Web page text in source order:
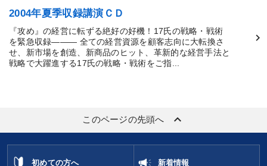
2004年夏季収録講演ＣＤ
『攻め』の経営に転ずる絶好の好機！17氏の戦略・戦術
を緊急収録――― 全ての経営資源を顧客志向に大転換さ
せ、新市場を創造、新商品のヒット、革新的な経営手法と
戦略で大躍進する17氏の戦略・戦術をご指...
このページの先頭へ keyboard_arrow_up
初めての方へ 新着情報